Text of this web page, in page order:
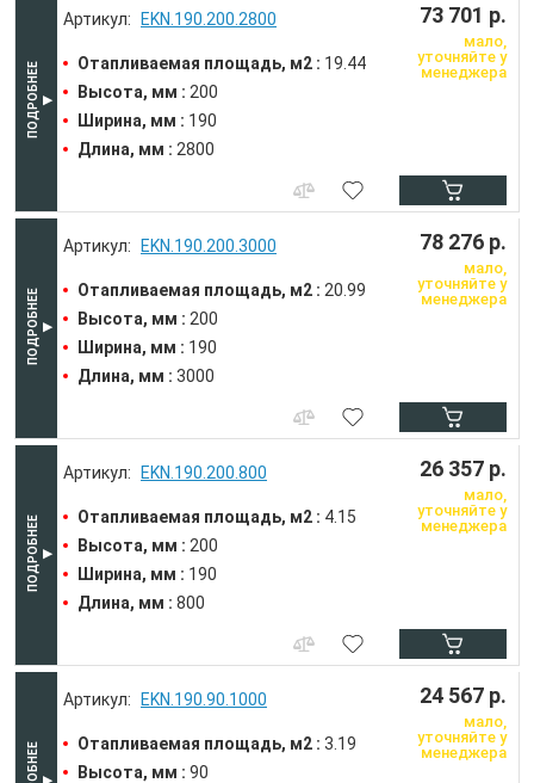
EKN.190.200.2800
Отапливаемая площадь, м2 : 19.44
Высота, мм : 200
Ширина, мм : 190
Длина, мм : 2800
73 701 р.
мало,
уточняйте у
менеджера
EKN.190.200.3000
Отапливаемая площадь, м2 : 20.99
Высота, мм : 200
Ширина, мм : 190
Длина, мм : 3000
78 276 р.
мало,
уточняйте у
менеджера
EKN.190.200.800
Отапливаемая площадь, м2 : 4.15
Высота, мм : 200
Ширина, мм : 190
Длина, мм : 800
26 357 р.
мало,
уточняйте у
менеджера
EKN.190.90.1000
Отапливаемая площадь, м2 : 3.19
Высота, мм : 90
24 567 р.
мало,
уточняйте у
менеджера